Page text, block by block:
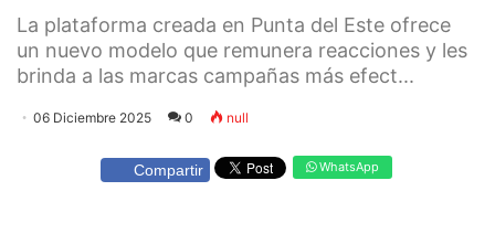
La plataforma creada en Punta del Este ofrece
un nuevo modelo que remunera reacciones y les
brinda a las marcas campañas más efect...
06 Diciembre 2025 0 null
Compartir WhatsApp